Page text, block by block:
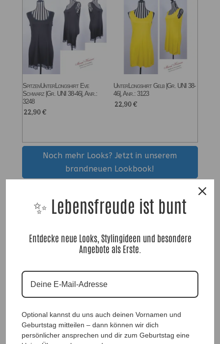
SpitzenUnterLongshirt Eve
Schwarz |Gr. UNI 38-46|, Anr.:
3248
22,90€
UnterLongshirt Gelb |Gr. UNI 38-
46|, Anr.: 3123
22,90€
Noch mehr Looks? Jetzt in unserem
brandneuen Lookbook!
Dazu passende Hosen
Zu unseren Blusen & Tunika
Zu unseren Bestsellern
✨ Lebensfreude ist bunt
Entdecke neue Looks, Stylingideen und besondere
Angebote als Erste.
Optional kannst du uns auch deinen Vornamen und
Geburtstag mitteilen – dann können wir dich
persönlicher ansprechen und dir zum Geburtstag eine